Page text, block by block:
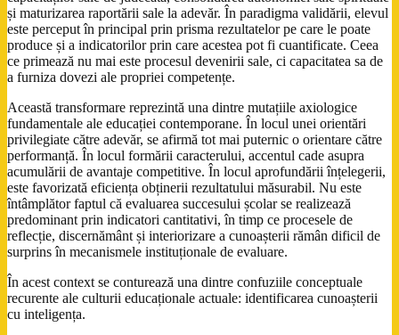
și maturizarea raportării sale la adevăr. În paradigma validării, elevul
este perceput în principal prin prisma rezultatelor pe care le poate
produce și a indicatorilor prin care acestea pot fi cuantificate. Ceea
ce primează nu mai este procesul devenirii sale, ci capacitatea sa de
a furniza dovezi ale propriei competențe.
Această transformare reprezintă una dintre mutațiile axiologice
fundamentale ale educației contemporane. În locul unei orientări
privilegiate către adevăr, se afirmă tot mai puternic o orientare către
performanță. În locul formării caracterului, accentul cade asupra
acumulării de avantaje competitive. În locul aprofundării înțelegerii,
este favorizată eficiența obținerii rezultatului măsurabil. Nu este
întâmplător faptul că evaluarea succesului școlar se realizează
predominant prin indicatori cantitativi, în timp ce procesele de
reflecție, discernământ și interiorizare a cunoașterii rămân dificil de
surprins în mecanismele instituționale de evaluare.
În acest context se conturează una dintre confuziile conceptuale
recurente ale culturii educaționale actuale: identificarea cunoașterii
cu inteligența.